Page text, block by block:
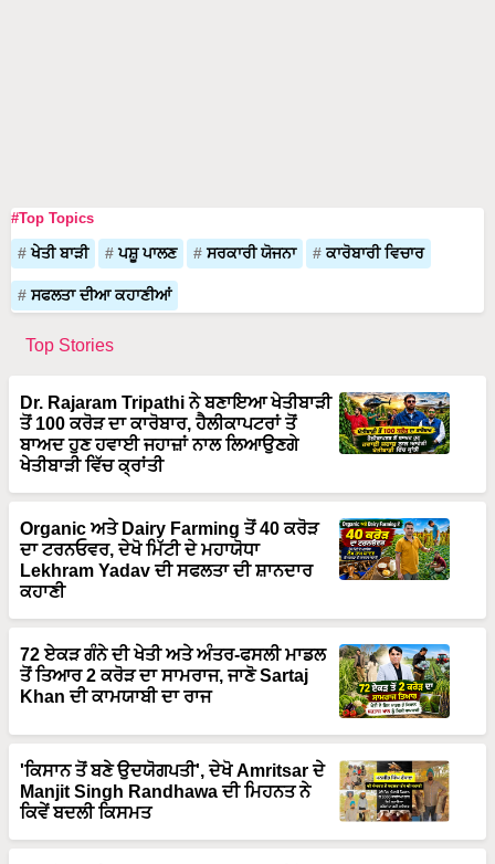
#Top Topics
ਖੇਤੀ ਬਾੜੀ ਪਸ਼ੂ ਪਾਲਣ ਸਰਕਾਰੀ ਯੋਜਨਾ ਕਾਰੋਬਾਰੀ ਵਿਚਾਰ
ਸਫਲਤਾ ਦੀਆ ਕਹਾਣੀਆਂ
Top Stories
Dr. Rajaram Tripathi ਨੇ ਬਣਾਇਆ ਖੇਤੀਬਾੜੀ
ਤੋਂ 100 ਕਰੋੜ ਦਾ ਕਾਰੋਬਾਰ, ਹੈਲੀਕਾਪਟਰਾਂ ਤੋਂ
ਬਾਅਦ ਹੁਣ ਹਵਾਈ ਜਹਾਜ਼ਾਂ ਨਾਲ ਲਿਆਉਣਗੇ
ਖੇਤੀਬਾੜੀ ਵਿੱਚ ਕ੍ਰਾਂਤੀ
Organic ਅਤੇ Dairy Farming ਤੋਂ 40 ਕਰੋੜ
ਦਾ ਟਰਨਓਵਰ, ਦੇਖੋ ਮਿੱਟੀ ਦੇ ਮਹਾਯੋਧਾ
Lekhram Yadav ਦੀ ਸਫਲਤਾ ਦੀ ਸ਼ਾਨਦਾਰ
ਕਹਾਣੀ
72 ਏਕੜ ਗੰਨੇ ਦੀ ਖੇਤੀ ਅਤੇ ਅੰਤਰ-ਫਸਲੀ ਮਾਡਲ
ਤੋਂ ਤਿਆਰ 2 ਕਰੋੜ ਦਾ ਸਾਮਰਾਜ, ਜਾਣੋ Sartaj
Khan ਦੀ ਕਾਮਯਾਬੀ ਦਾ ਰਾਜ
'ਕਿਸਾਨ ਤੋਂ ਬਣੇ ਉਦਯੋਗਪਤੀ', ਦੇਖੋ Amritsar ਦੇ
Manjit Singh Randhawa ਦੀ ਮਿਹਨਤ ਨੇ
ਕਿਵੇਂ ਬਦਲੀ ਕਿਸਮਤ